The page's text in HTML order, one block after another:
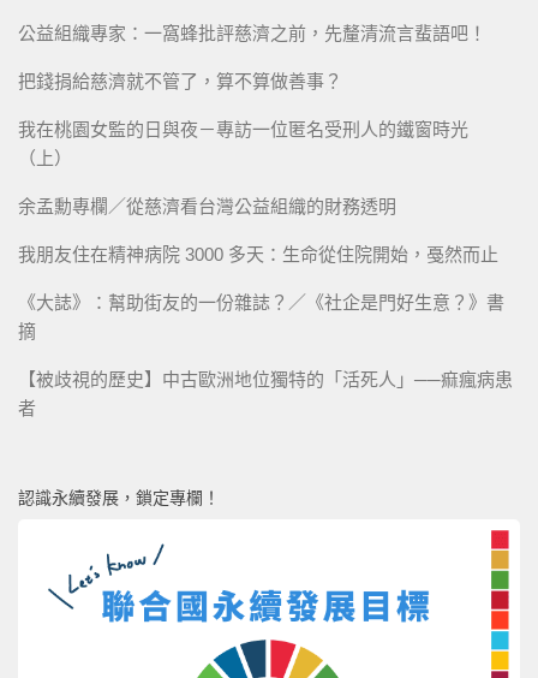
公益組織專家：一窩蜂批評慈濟之前，先釐清流言蜚語吧！
把錢捐給慈濟就不管了，算不算做善事？
我在桃園女監的日與夜－專訪一位匿名受刑人的鐵窗時光
（上）
余孟勳專欄／從慈濟看台灣公益組織的財務透明
我朋友住在精神病院 3000 多天：生命從住院開始，戞然而止
《大誌》：幫助街友的一份雜誌？／《社企是門好生意？》書
摘
【被歧視的歷史】中古歐洲地位獨特的「活死人」──痲瘋病患
者
認識永續發展，鎖定專欄！